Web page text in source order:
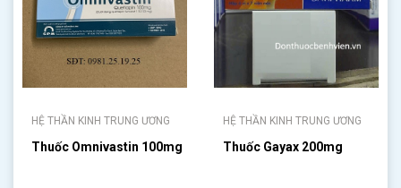
HỆ THẦN KINH TRUNG ƯƠNG
Thuốc Omnivastin 100mg
HỆ THẦN KINH TRUNG ƯƠNG
Thuốc Gayax 200mg